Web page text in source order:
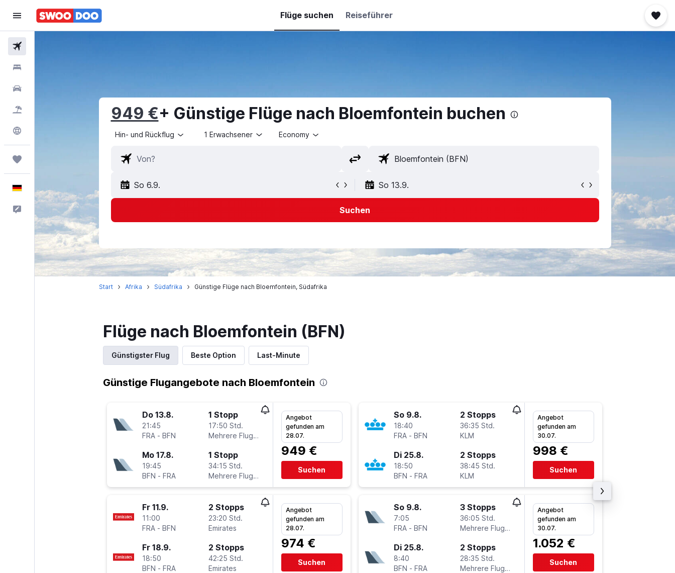
Flüge suchen Reiseführer
Feedback
949 €+ Günstige Flüge nach Bloemfontein buchen
Hin- und Rückflug 1 Erwachsener Economy
So 6.9. So 13.9.
Suchen
Start Afrika Südafrika Günstige Flüge nach Bloemfontein, Südafrika
Flüge nach Bloemfontein (BFN)
Günstigster Flug Beste Option Last-Minute
Günstige Flugangebote nach Bloemfontein
Do 13.8.
21:45
FRA- BFN
1 Stopp
17:50 Std.
Mehrere Fluglinien
Mo 17.8.
19:45
BFN - FRA
1 Stopp
34:15 Std.
Mehrere Fluglinien
Angebot
gefunden am
28.07.
949 €
Suchen
Fr 11.9.
11:00
FRA- BFN
2 Stopps
23:20 Std.
Emirates
Fr 18.9.
18:50
BFN - FRA
2 Stopps
42:25 Std.
Emirates
Angebot
gefunden am
28.07.
974 €
Suchen
So 9.8.
18:40
FRA- BFN
2 Stopps
36:35 Std.
KLM
Di 25.8.
18:50
BFN - FRA
2 Stopps
38:45 Std.
KLM
Angebot
gefunden am
30.07.
998 €
Suchen
So 9.8.
7:05
FRA- BFN
3 Stopps
36:05 Std.
Mehrere Fluglinien
Di 25.8.
8:40
BFN - FRA
2 Stopps
28:35 Std.
Mehrere Fluglinien
Angebot
gefunden am
30.07.
1.052 €
Suchen